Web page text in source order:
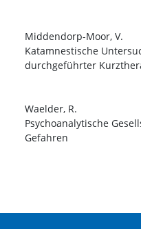
Middendorp-Moor, V.
Katamnestische
durchgeführter
Waelder, R.
Psychoanalytische
Gefahren